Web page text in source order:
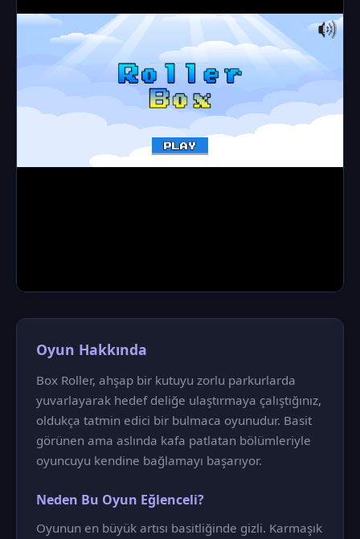
Oyun Hakkında
Box Roller, ahşap bir kutuyu zorlu parkurlarda
yuvarlayarak hedef deliğe ulaştırmaya çalıştığınız,
oldukça tatmin edici bir bulmaca oyunudur. Basit
görünen ama aslında kafa patlatan bölümleriyle
oyuncuyu kendine bağlamayı başarıyor.
Neden Bu Oyun Eğlenceli?
Oyunun en büyük artısı basitliğinde gizli. Karmaşık